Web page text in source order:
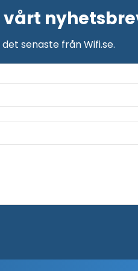
senaste från Wifi.se.